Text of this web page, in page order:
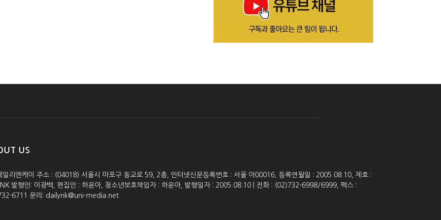
US
일리엔케이 주소 : (04018) 서울시 마포구 동교로 59, 2층, 인터넷신문등록번호 : 서울 아00016, 등록연월일 : 2005.08.10, 제호 :
발행인: 이광백, 편집인 : 하윤아, 청소년보호책임자 : 하윤아, 발행일자 : 2005.08.10 | 전화 : (02)732-6998/6999, 팩스 :
6711 문의: dailynk@uni-media.net